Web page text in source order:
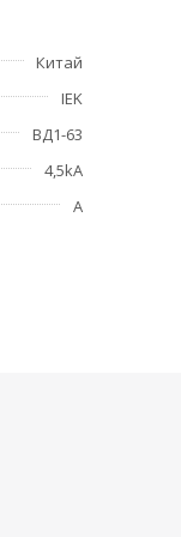
Китай
IEK
ВД1-63
4,5kA
А